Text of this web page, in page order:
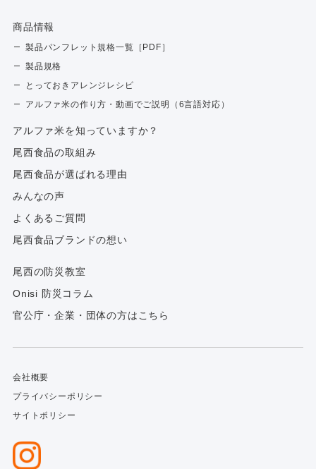
商品情報
製品パンフレット規格一覧［PDF］
製品規格
とっておきアレンジレシピ
アルファ米の作り方・動画でご説明（6言語対応）
アルファ⽶を知っていますか？
尾西食品の取組み
尾西食品が選ばれる理由
みんなの声
よくあるご質問
尾西食品ブランドの想い
尾西の防災教室
Onisi 防災コラム
官公庁・企業・団体の方はこちら
会社概要
プライバシーポリシー
サイトポリシー